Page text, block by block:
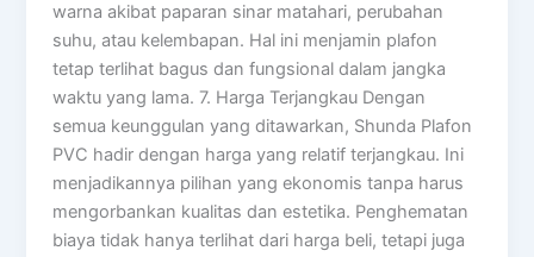
warna akibat paparan sinar matahari, perubahan
suhu, atau kelembapan. Hal ini menjamin plafon
tetap terlihat bagus dan fungsional dalam jangka
waktu yang lama. 7. Harga Terjangkau Dengan
semua keunggulan yang ditawarkan, Shunda Plafon
PVC hadir dengan harga yang relatif terjangkau. Ini
menjadikannya pilihan yang ekonomis tanpa harus
mengorbankan kualitas dan estetika. Penghematan
biaya tidak hanya terlihat dari harga beli, tetapi juga